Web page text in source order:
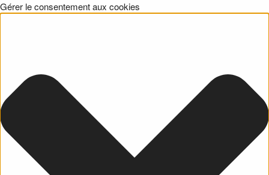
Gérer le consentement aux cookies